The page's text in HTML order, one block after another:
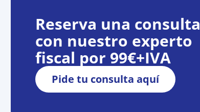
Reserva una consulta
con nuestro experto
fiscal por 99€+IVA
Pide tu consulta aquí